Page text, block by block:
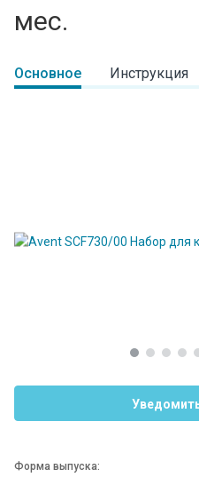
мес.
Основное Инструкция
Форма выпуска: